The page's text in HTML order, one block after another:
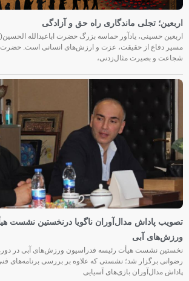
اربعین؛ تجلی ماندگاری راه حق و آزادگی
اربعین حسینی، یادآور حماسه بزرگ حضرت اباعبدالله
مسیر دفاع از حقیقت، عزت و ارزش‌های انسانی است. حضرت
شجاعت و بصیرت مثال‌زدنی،
تصویب پاداش مدال‌آوران ناگویا درنخستین نشست
ورزش‌های آبی
نخستین نشست هیأت رئیسه فدراسیون ورزش‌های آبی در
رضوانی برگزار شد؛ نشستی که علاوه بر بررسی برنامه‌های
پاداش مدال‌آوران بازی‌های آسیایی